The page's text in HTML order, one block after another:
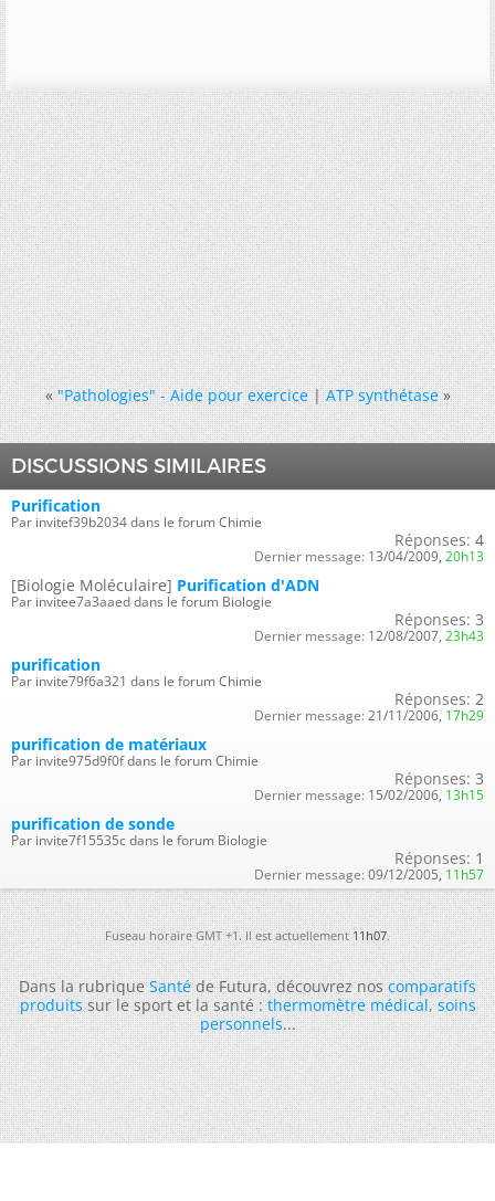
« "Pathologies" - Aide pour exercice|ATP synthétase »
DISCUSSIONS SIMILAIRES
Purification
Par invitef39b2034 dans le forum Chimie
Réponses: 4
Dernier message: 13/04/2009, 20h13
[Biologie Moléculaire] Purification d'ADN
Par invitee7a3aaed dans le forum Biologie
Réponses: 3
Dernier message: 12/08/2007, 23h43
purification
Par invite79f6a321 dans le forum Chimie
Réponses: 2
Dernier message: 21/11/2006, 17h29
purification de matériaux
Par invite975d9f0f dans le forum Chimie
Réponses: 3
Dernier message: 15/02/2006, 13h15
purification de sonde
Par invite7f15535c dans le forum Biologie
Réponses: 1
Dernier message: 09/12/2005, 11h57
Fuseau horaire GMT +1. Il est actuellement11h07.
Dans la rubriqueSantéde Futura, découvrez noscomparatifs
produitssur le sport et la santé :thermomètre médical,soins
personnels...